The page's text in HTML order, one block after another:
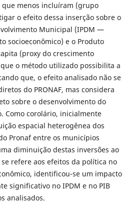
que menos incluíram (grupo
o efeito dessa inserção sobre o
Municipal (IPDM —
socioeconômico) e o Produto
(proxy do crescimento
o método utilizado possibilita a
que, o efeito analisado não se
do PRONAF, mas considera
sobre o desenvolvimento do
Como corolário, inicialmente
espacial heterogênea dos
Pronaf entre os municípios
diminuição destas inversões ao
refere aos efeitos da política no
identificou-se um impacto
significativo no IPDM e no PIB
analisados.